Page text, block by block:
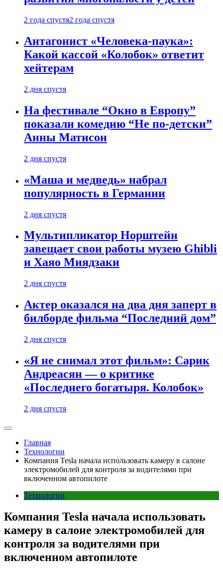
2 года спустя2 года спустя
Антагонист «Человека-паука»:
Какой кассой «Колобок» ответит
хейтерам
2 дня спустя
На фестивале “Окно в Европу”
показали комедию “Не по-детски”
Анны Матисон
2 дня спустя
«Маша и медведь» набрал
популярность в Германии
2 дня спустя
Мультипликатор Норштейн
завещает свои работы музею Ghibli
и Хаяо Миядзаки
2 дня спустя
Актер оказался на два дня заперт в
билборде фильма “Последний дом”
2 дня спустя
«Я не снимал этот фильм»: Сарик
Андреасян — о критике
«Последнего богатыря. Колобок»
2 дня спустя
Главная
Технологии
Компания Tesla начала использовать камеру в салоне
электромобилей для контроля за водителями при
включенном автопилоте
Технологии
Компания Tesla начала использовать
камеру в салоне электромобилей для
контроля за водителями при
включенном автопилоте